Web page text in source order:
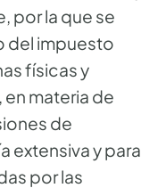
por la que se
del impuesto
físicas y
materia de
de
extensiva y para
por las